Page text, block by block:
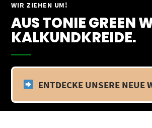
WIR ZIEHEN UM!
AUS TONIE GREEN
KALKUNDKREIDE.
ENTDECKE UNSERE NEUE
Springe
Inhalt
Vom 09.04.25 - 20.04.25 befinden wir uns im
Zeitraum findet kein Versand statt.